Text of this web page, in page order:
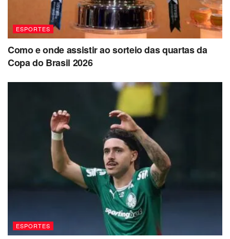
ESPORTES
Como e onde assistir ao sorteio das quartas da
Copa do Brasil 2026
ESPORTES